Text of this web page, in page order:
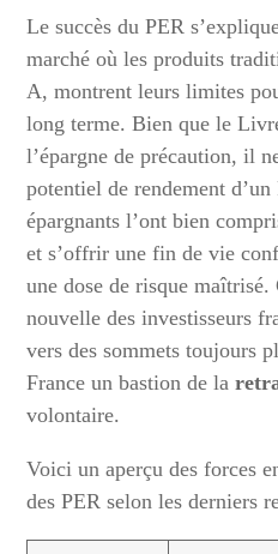
Le succès du PER
marché où les produits
A, montrent leurs limites
long terme. Bien que le
l’épargne de précaution, il
potentiel de rendement
épargnants l’ont bien
et s’offrir une fin de vie
une dose de risque maîtrisé.
nouvelle des investisseurs
vers des sommets toujours
France un bastion de la
volontaire.
Voici un aperçu des forces
des PER selon les derniers